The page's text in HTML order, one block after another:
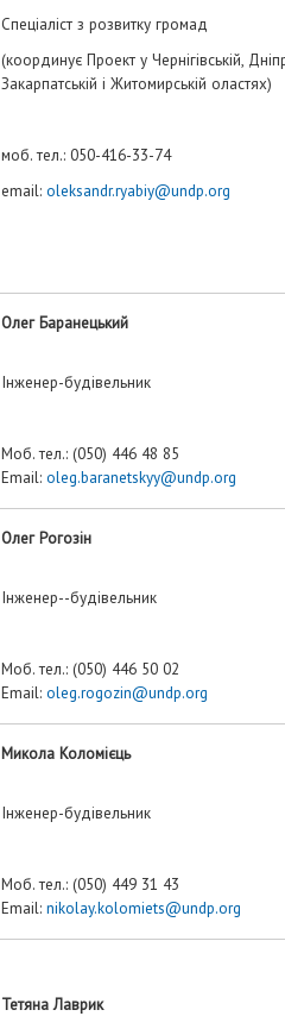
Спеціаліст з розвитку громад
(координує Проект у Чернігівській,
Закарпатській і Житомирській оластях)
моб. тел.: 050-416-33-74
email: oleksandr.ryabiy@undp.org
Олег Баранецький
Інженер-будівельник
Моб. тел.: (050) 446 48 85
Email: oleg.baranetskyy@undp.org
Олег Рогозін
Інженер--будівельник
Моб. тел.: (050) 446 50 02
Email: oleg.rogozin@undp.org
Микола Коломієць
Інженер-будівельник
Моб. тел.: (050) 449 31 43
Email: nikolay.kolomiets@undp.org
Тетяна Лаврик